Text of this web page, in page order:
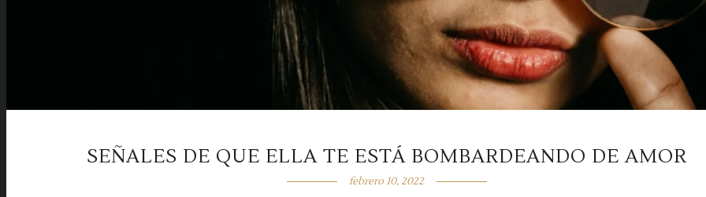
SEÑALES DE QUE ELLA TE ESTÁ BOMBARDEANDO DE AMOR
febrero 10, 2022